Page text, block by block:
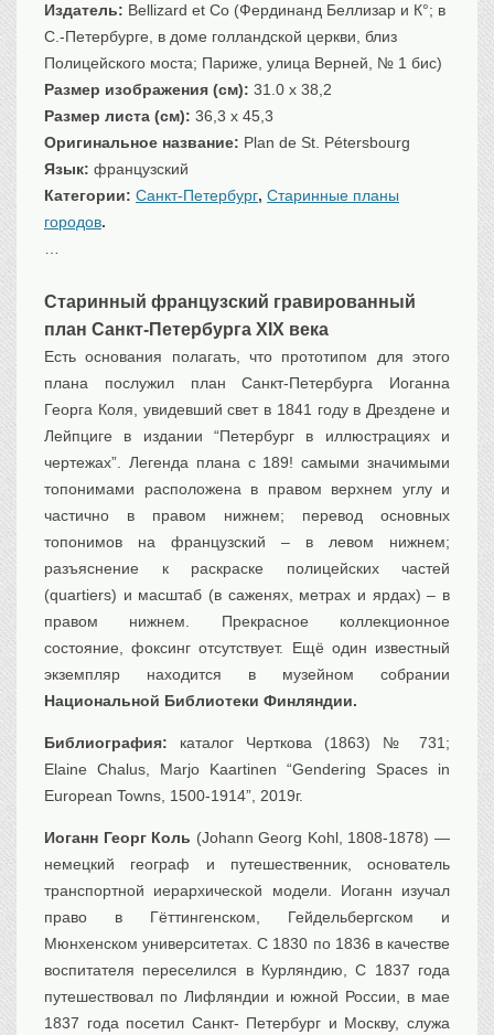
Архитектура
Техника
Транспорт
Флот, кораблестроение
Связь
Букинистика
Медицина
Оружие, военная
Досуг
Разное
Издатель: Bellizard et Co (Фердинанд Беллизар и К°; в
С.-Петербурге, в доме голландской церкви, близ
Полицейского моста; Париже, улица Верней, № 1 бис)
Размер изображения (см): 31.0 x 38,2
Размер листа (см): 36,3 x 45,3
Оригинальное название: Plan de St. Pétersbourg
Язык: французский
Категории: Санкт-Петербург, Старинные планы
городов.
Старинный французский гравированный
план Санкт-Петербурга XIX века
Есть основания полагать, что прототипом для этого
плана послужил план Санкт-Петербурга Иоганна
Георга Коля, увидевший свет в 1841 году в Дрездене и
Лейпциге в издании “Петербург в иллюстрациях и
чертежах”. Легенда плана с 189! самыми значимыми
топонимами расположена в правом верхнем углу и
частично в правом нижнем; перевод основных
топонимов на французский – в левом нижнем;
разъяснение к раскраске полицейских частей
(quartiers) и масштаб (в саженях, метрах и ярдах) – в
правом нижнем. Прекрасное коллекционное
состояние, фоксинг отсутствует. Ещё один известный
экземпляр находится в музейном собрании
Национальной Библиотеки Финляндии.
Библиография: каталог Черткова (1863) № 731;
Elaine Chalus, Marjo Kaartinen “Gendering Spaces in
European Towns, 1500-1914”, 2019г.
Иоганн Георг Коль (Johann Georg Kohl, 1808-1878) —
немецкий географ и путешественник, основатель
транспортной иерархической модели. Иоганн изучал
право в Гёттингенском, Гейдельбергском и
Мюнхенском университетах. С 1830 по 1836 в качестве
воспитателя переселился в Курляндию, С 1837 года
путешествовал по Лифляндии и южной России, в мае
1837 года посетил Санкт- Петербург и Москву, служа